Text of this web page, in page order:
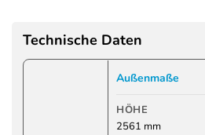
Technische Daten
Außenmaße
HÖHE
2561 mm